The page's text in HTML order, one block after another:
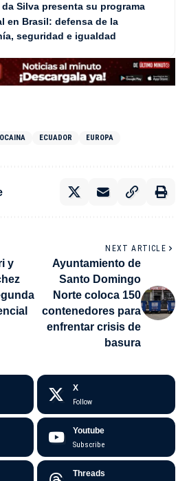
da Silva presenta su programa
en Brasil: defensa de la
seguridad e igualdad
ECUADOR EUROPA
y
NEXT ARTICLE
Ayuntamiento de
Santo Domingo
Norte coloca 150
contenedores para
enfrentar crisis de
basura
X
Follow
Youtube
Subscribe
Threads